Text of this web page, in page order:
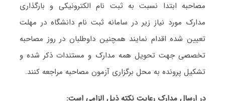
مصاحبه ابتدا نسبت به ثبت نام الکترونیکی و بارگذاری
مدارک مورد نیاز زیر در سامانه ثبت نام دانشگاه در مهلت
تعیین شده اقدام نمایند همچنین داوطلبان در روز مصاحبه
تخصصی جهت تحویل همه مدارک و مستندات ذکر شده و
تشکیل پرونده به محل برگزاری آزمون مصاحبه مراجعه کنند.
در ارسال مدارک رعایت نکته ذیل الزامی است: